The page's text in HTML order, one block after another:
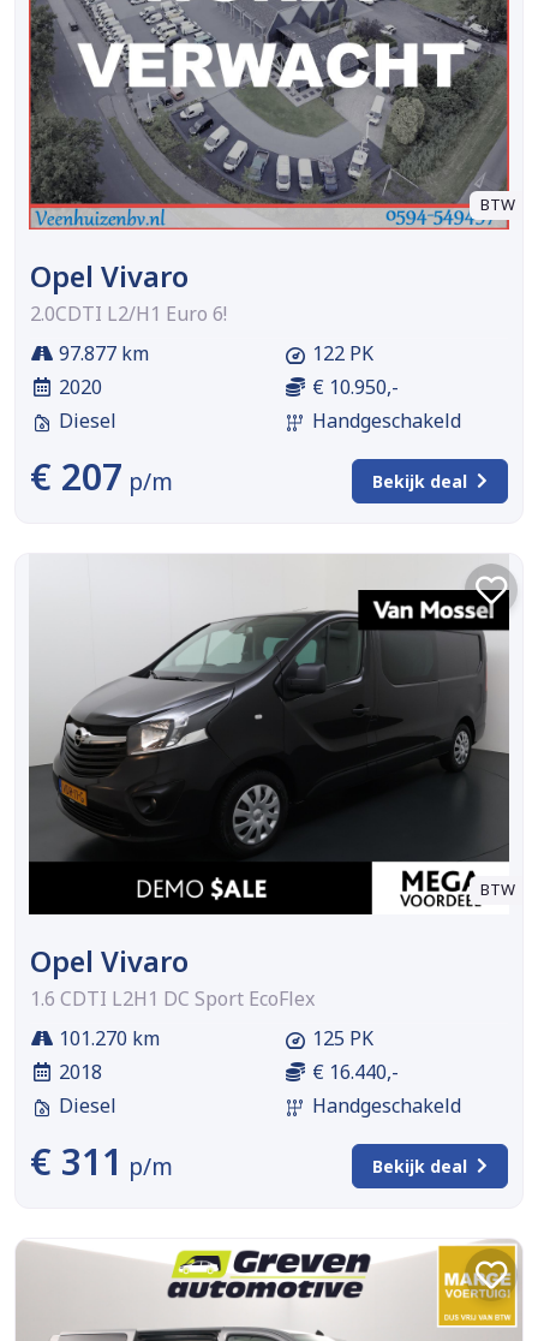
BTW
Opel Vivaro
2.0CDTI L2/H1 Euro 6!
97.877 km
2020
Diesel
122 PK
€ 10.950,-
Handgeschakeld
€ 207 p/m Bekijk deal
BTW
Opel Vivaro
1.6 CDTI L2H1 DC Sport EcoFlex
101.270 km
2018
Diesel
125 PK
€ 16.440,-
Handgeschakeld
€ 311 p/m Bekijk deal